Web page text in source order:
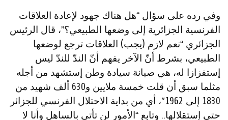
وفي رده على سؤال “هل هناك جهود لإعادة العلاقات
الفرنسية الجزائرية إلى وضعها الطبيعي؟”، قال الرئيس
الجزائري “نعم لازم (يجب) العلاقات ترجع لوضعها
الطبيعي، بشرط أنّ الآخر يفهم أنّ الندّ للندّ ليس
إستفزازا له، هي صيانة سيادة وطن إستشهد من أجله
مثلما سبق أن قلت خمسة ملايين و630 ألف شهيد من
1830 إلى 1962″، أي من بداية الاحتلال الفرنسي للجزائر
حتى إستقلالها.. وتابع “الأمور لن تأتي بالساهل وأنا لا